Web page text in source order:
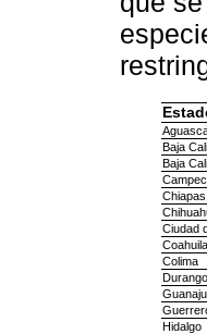
Baja
Baja
Chiapas
Ciudad
Coahuila
Colima
Durango
Hidalgo